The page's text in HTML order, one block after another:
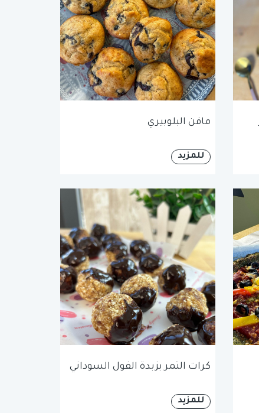
مافن البلوبيري
للمزيد
كرات التمر بزبدة الفول السوداني
للمزيد